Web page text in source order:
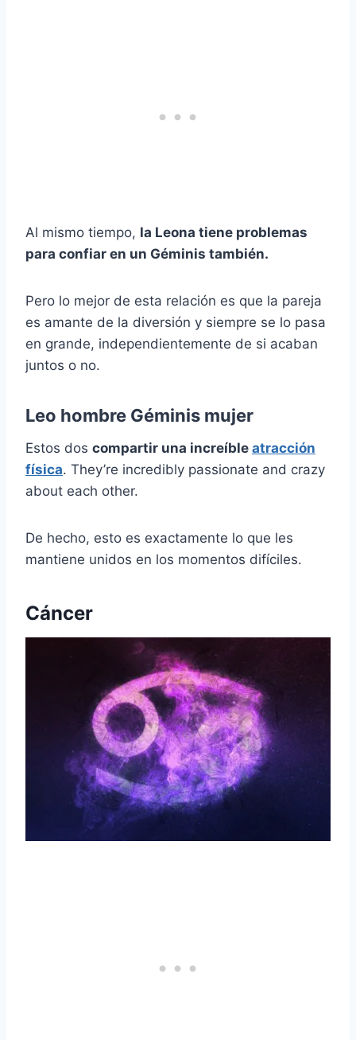
Al mismo tiempo, la Leona tiene problemas
para confiar en un Géminis también.
Pero lo mejor de esta relación es que la pareja
es amante de la diversión y siempre se lo pasa
en grande, independientemente de si acaban
juntos o no.
Leo hombre Géminis mujer
Estos dos compartir una increíble atracción
física. They’re incredibly passionate and crazy
about each other.
De hecho, esto es exactamente lo que les
mantiene unidos en los momentos difíciles.
Cáncer